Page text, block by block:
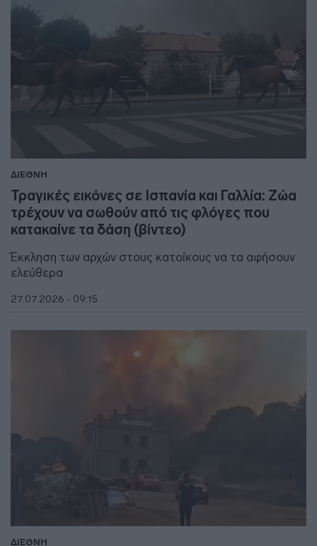
ΔΙΕΘΝΗ
Τραγικές εικόνες σε Ισπανία και Γαλλία: Ζώα
τρέχουν να σωθούν από τις φλόγες που
κατακαίνε τα δάση (βίντεο)
Έκκληση των αρχών στους κατοίκους να τα αφήσουν
ελεύθερα
27.07.2026 - 09:15
ΔΙΕΘΝΗ